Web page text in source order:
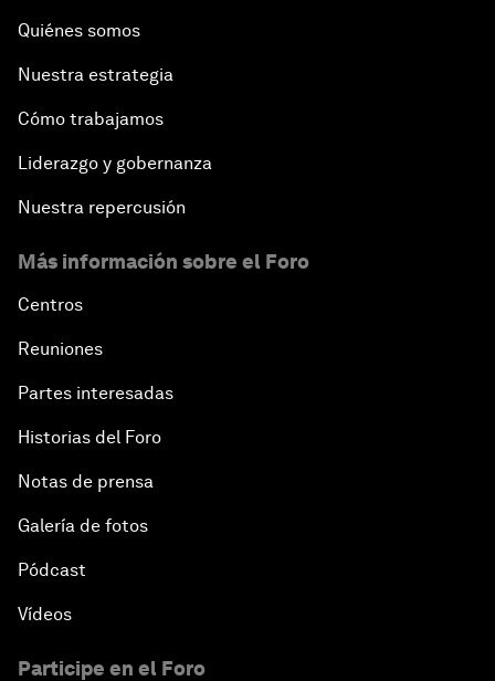
Quiénes somos
Nuestra estrategia
Cómo trabajamos
Liderazgo y gobernanza
Nuestra repercusión
Más información sobre el Foro
Centros
Reuniones
Partes interesadas
Historias del Foro
Notas de prensa
Galería de fotos
Pódcast
Vídeos
Participe en el Foro